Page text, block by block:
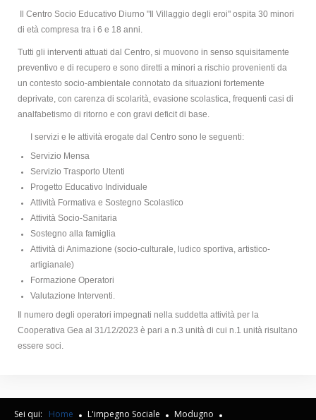
Blog
Lavora con noi
Contatti
Il Centro Socio Educativo Diurno "Il Villaggio degli eroi" ospita 30 minori
di età compresa tra i 6 e 18 anni.
Tutti gli interventi attuati dal Centro, si muovono in senso squisitamente
preventivo e di recupero e sono diretti a minori a rischio provenienti da
un contesto socio-ambientale connotato da situazioni fortemente
deprivate, con carenza di scolarità, evasione scolastica, frequenti casi di
analfabetismo di ritorno e con gravi deficit di base.
I servizi e le attività erogate dal Centro sono le seguenti:
Servizio Mensa
Servizio Trasporto Utenti
Progetto Educativo Individuale
Attività Formativa e Sostegno Scolastico
Attività Socio-Sanitaria
Sostegno alla famiglia
Attività di Animazione (socio-culturale, ludico sportiva, artistico-
artigianale)
Formazione Operatori
Valutazione Interventi.
Il numero degli operatori impegnati nella suddetta attività per la
Cooperativa Gea al 31/12/2023 è pari a n.3 unità di cui n.1 unità risultano
essere soci.
Sei qui: Home L'impegno Sociale Modugno